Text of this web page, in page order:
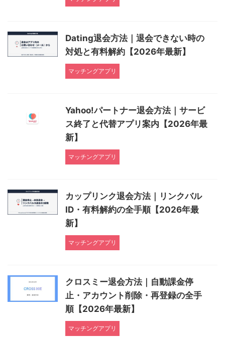
Dating退会方法｜退会できない時の
対処と有料解約【2026年最新】
マッチングアプリ
Yahoo!パートナー退会方法｜サービ
ス終了と代替アプリ案内【2026年最
新】
マッチングアプリ
カップリンク退会方法｜リンクバル
ID・有料解約の全手順【2026年最
新】
マッチングアプリ
クロスミー退会方法｜自動課金停
止・アカウント削除・再登録の全手
順【2026年最新】
マッチングアプリ